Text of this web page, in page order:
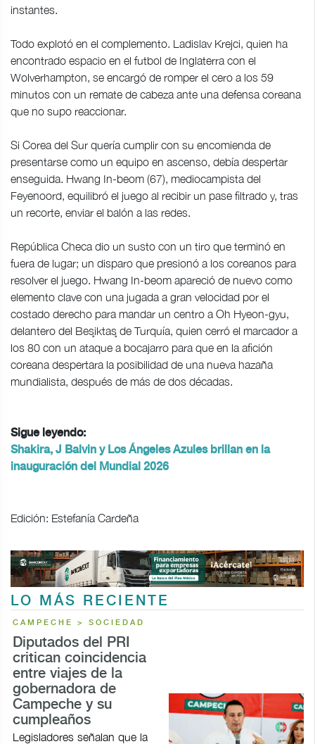
instantes.
Todo explotó en el complemento. Ladislav Krejci, quien ha
encontrado espacio en el futbol de Inglaterra con el
Wolverhampton, se encargó de romper el cero a los 59
minutos con un remate de cabeza ante una defensa coreana
que no supo reaccionar.
Si Corea del Sur quería cumplir con su encomienda de
presentarse como un equipo en ascenso, debía despertar
enseguida. Hwang In-beom (67), mediocampista del
Feyenoord, equilibró el juego al recibir un pase filtrado y, tras
un recorte, enviar el balón a las redes.
República Checa dio un susto con un tiro que terminó en
fuera de lugar; un disparo que presionó a los coreanos para
resolver el juego. Hwang In-beom apareció de nuevo como
elemento clave con una jugada a gran velocidad por el
costado derecho para mandar un centro a Oh Hyeon-gyu,
delantero del Beşiktaş de Turquía, quien cerró el marcador a
los 80 con un ataque a bocajarro para que en la afición
coreana despertara la posibilidad de una nueva hazaña
mundialista, después de más de dos décadas.
Sigue leyendo:
Shakira, J Balvin y Los Ángeles Azules brillan en la
inauguración del Mundial 2026
Edición: Estefanía Cardeña
LO MÁS RECIENTE
CAMPECHE > SOCIEDAD
Diputados del PRI
critican coincidencia
entre viajes de la
gobernadora de
Campeche y su
cumpleaños
Legisladores señalan que la